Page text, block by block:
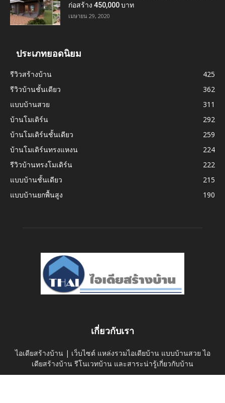
ก่อสร้าง 450,000 บาท
เมษายน 29, 2020
ประเภทยอดนิยม
รีวิวสร้างบ้าน
425
รีวิวบ้านชั้นเดียว
362
แบบบ้านสวย
311
บ้านโมเดิร์น
292
บ้านโมเดิร์นชั้นเดียว
259
บ้านโมเดิร์นทรงแหงน
224
รีวิวบ้านทรงโมเดิร์น
222
แบบบ้านชั้นเดียว
215
แบบบ้านยกพื้นสูง
190
เกี่ยวกับเรา
ไอเดียสร้างบ้าน | เว็บไซต์ แหล่งรวมไอเดียบ้าน แบบบ้านสวย ไอ
เดียสร้างบ้าน รีโนเวทบ้าน และสาระน่ารู้เกี่ยวกับบ้าน